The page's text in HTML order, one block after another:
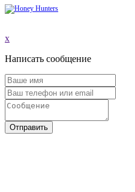
x
Написать сообщение
Отправить